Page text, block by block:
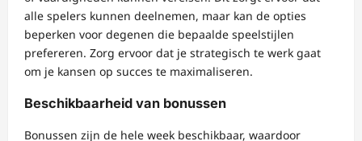
alle spelers kunnen deelnemen, maar kan de opties
beperken voor degenen die bepaalde speelstijlen
prefereren. Zorg ervoor dat je strategisch te werk gaat
om je kansen op succes te maximaliseren.
Beschikbaarheid van bonussen
Bonussen zijn de hele week beschikbaar, waardoor